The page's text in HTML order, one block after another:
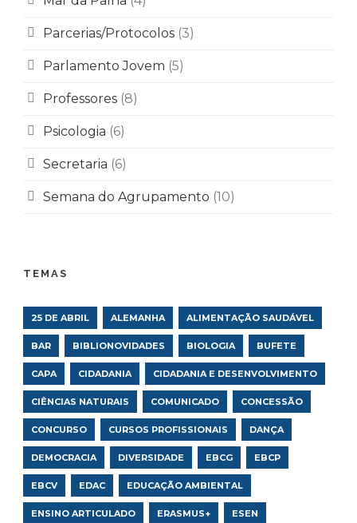
Parcerias/Protocolos (3)
Parlamento Jovem (5)
Professores (8)
Psicologia (6)
Secretaria (6)
Semana do Agrupamento (10)
TEMAS
25 DE ABRIL ALEMANHA ALIMENTAÇÃO SAUDÁVEL
BAR BIBLIONOVIDADES BIOLOGIA BUFETE
CAPA CIDADANIA CIDADANIA E DESENVOLVIMENTO
CIÊNCIAS NATURAIS COMUNICADO CONCESSÃO
CONCURSO CURSOS PROFISSIONAIS DANÇA
DEMOCRACIA DIVERSIDADE EBCG EBCP
EBCV EDAC EDUCAÇÃO AMBIENTAL
ENSINO ARTICULADO ERASMUS+ ESEN